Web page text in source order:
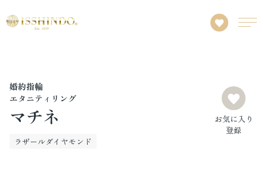
婚約指輪
エタニティリング
マチネ
ラザールダイヤモンド
お気に入り
登録